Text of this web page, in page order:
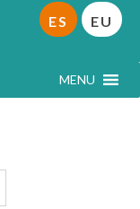
MENU
ES EU